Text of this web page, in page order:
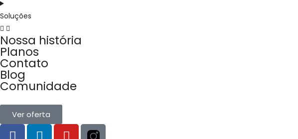
Soluções
Nossa história
Planos
Contato
Blog
Comunidade
Ver oferta